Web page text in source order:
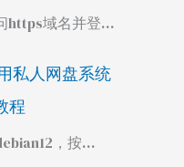
https域名并登…
私人网盘系统
程
，按…